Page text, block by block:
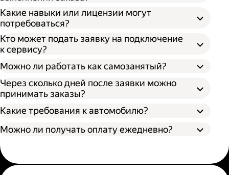
Какие навыки или лицензии могут
потребоваться?
Кто может подать заявку на подключение
к сервису?
Можно ли работать как самозанятый?
Через сколько дней после заявки можно
принимать заказы?
Какие требования к автомобилю?
Можно ли получать оплату ежедневно?